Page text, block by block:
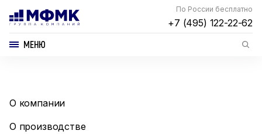
По России бесплатно
+7 (495) 122-22-62
МЕНЮ
О компании
О производстве